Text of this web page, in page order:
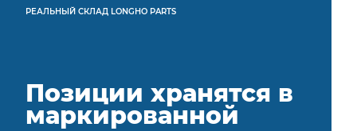
РЕАЛЬНЫЙ СКЛАД LONGHO PARTS
Позиции хранятся в
маркированной